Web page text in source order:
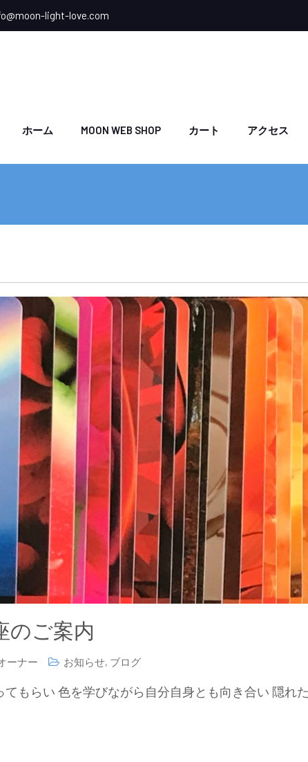
light-love.com
ホーム MOON WEB SHOP カート アクセス
のご案内
ーナー お知らせ, ブログ
てもらい 色を学びながら自分自身とも向き合い 隠れ